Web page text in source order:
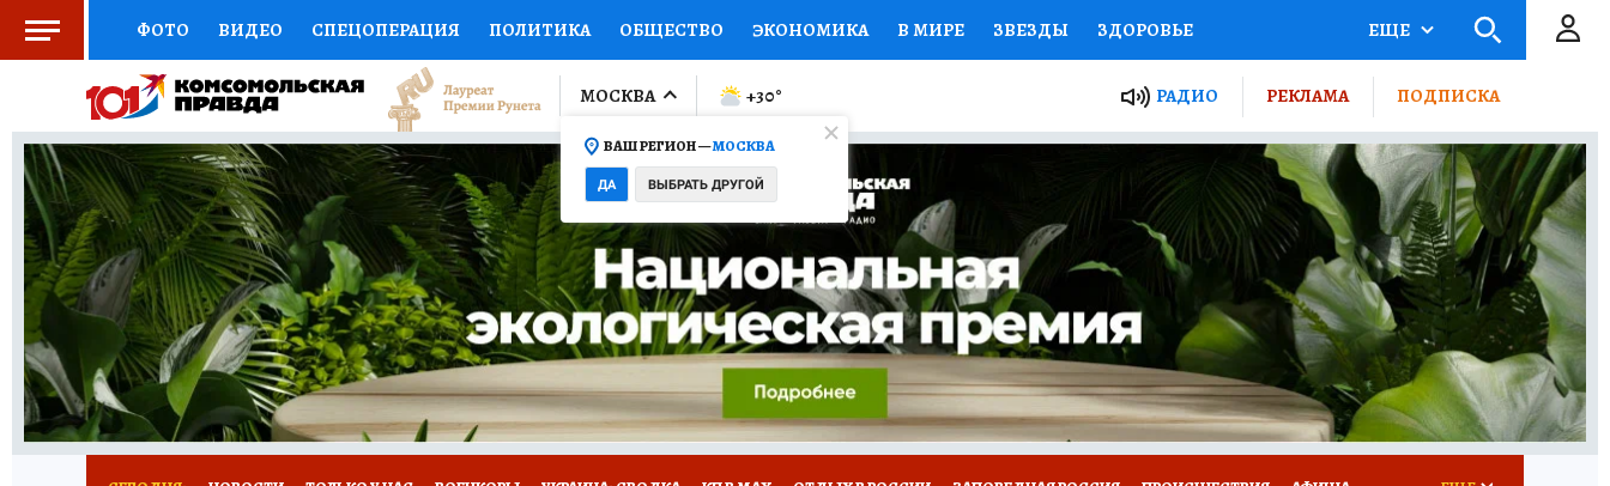
ФОТО ВИДЕО СПЕЦОПЕРАЦИЯ ПОЛИТИКА ОБЩЕСТВО ЭКОНОМИКА В МИРЕ ЗВЕЗДЫ ЗДОРОВЬЕ
СОЦПОДДЕРЖКА НАУКА СПОРТ КОЛУМНИСТЫ ПРОИСШЕСТВИЯ НАЦИОНАЛЬНЫЕ ПРОЕКТЫ РОССИИ АФИША
ВЫБОР ЭКСПЕРТОВ ДОКТОР ФИНАНСЫ ОТКРЫВАЕМ МИР Я ЗНАЮ СЕМЬЯ ЖЕНСКИЕ СЕКРЕТЫ ПУТЕВОДИТЕЛЬ
КНИЖНАЯ ПОЛКА ПРОГНОЗЫ НА СПОРТ ПРОМОКОДЫ СЕРИАЛЫ СПЕЦПРОЕКТЫ ДЕФИЦИТ ЖЕЛЕЗА ТУРИЗМ
ПРЕСС-ЦЕНТР НЕДВИЖИМОСТЬ ТЕЛЕВИЗОР КОЛЛЕКЦИИ КОНКУРСЫ РАБОТА У НАС ГИД ПОТРЕБИТЕЛЯ ВСЕ О КП
РАДИО КП РЕКЛАМА ТЕСТЫ НОВОЕ НА САЙТЕ
ЕЩЕ
МОСКВА
ВАШ РЕГИОН —МОСКВА
ДА ВЫБРАТЬ ДРУГОЙ
+30° РАДИО РЕКЛАМА ПОДПИСКА